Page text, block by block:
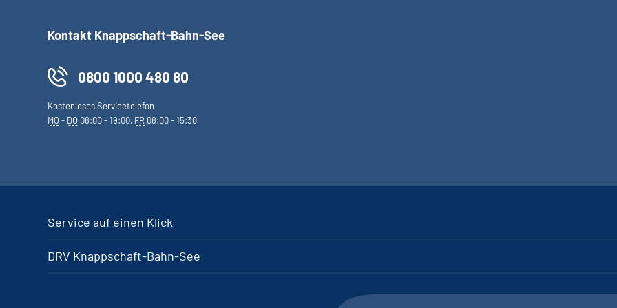
Kontakt Knappschaft-Bahn-See
0800 1000 480 80
Kostenloses Servicetelefon
MO- DO 08:00 - 19:00, FR 08:00 - 15:30
Service auf einen Klick
DRV Knappschaft-Bahn-See